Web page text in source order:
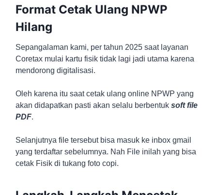
Format Cetak Ulang NPWP
Hilang
Sepangalaman kami, per tahun 2025 saat layanan
Coretax mulai kartu fisik tidak lagi jadi utama karena
mendorong digitalisasi.
Oleh karena itu saat cetak ulang online NPWP yang
akan didapatkan pasti akan selalu berbentuk soft file
PDF.
Selanjutnya file tersebut bisa masuk ke inbox gmail
yang terdaftar sebelumnya. Nah File inilah yang bisa
cetak Fisik di tukang foto copi.